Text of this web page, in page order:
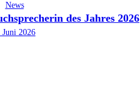
News
des Jahres 2026
Juni 2026